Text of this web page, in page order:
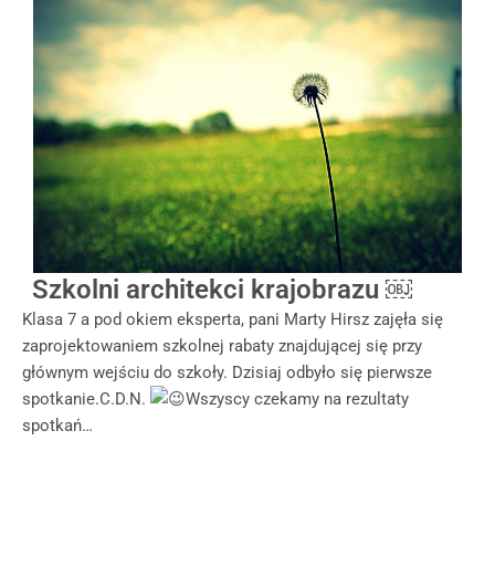
Szkolni architekci krajobrazu ￼
Klasa 7 a pod okiem eksperta, pani Marty Hirsz zajęła się
zaprojektowaniem szkolnej rabaty znajdującej się przy
głównym wejściu do szkoły. Dzisiaj odbyło się pierwsze
spotkanie.C.D.N.
Wszyscy czekamy na rezultaty
spotkań…